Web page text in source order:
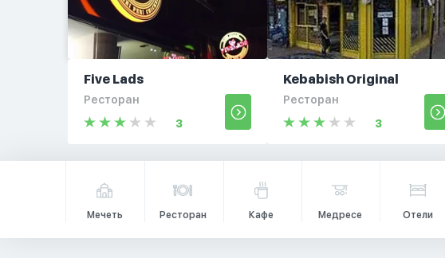
Five Lads
Ресторан
3
Kebabish Original
Ресторан
3
Мечеть Ресторан Кафе Медресе Отели